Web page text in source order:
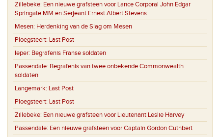
Zillebeke: Een nieuwe grafsteen voor Lance Corporal John Edgar
Springate MM en Serjeant Ernest Albert Stevens
Mesen: Herdenking van de Slag om Mesen
Ploegsteert: Last Post
Ieper: Begrafenis Franse soldaten
Passendale: Begrafenis van twee onbekende Commonwealth
soldaten
Langemark: Last Post
Ploegsteert: Last Post
Zillebeke: Een nieuwe grafsteen voor Lieutenant Leslie Harvey
Passendale: Een nieuwe grafsteen voor Captain Gordon Cuthbert